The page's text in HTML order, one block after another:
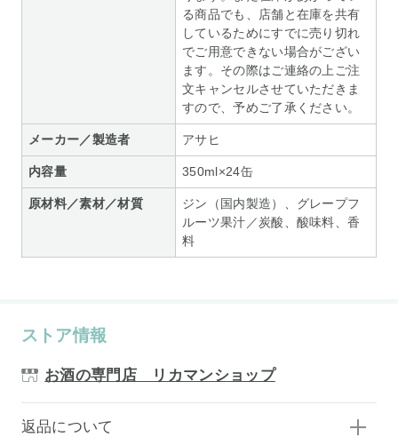
る商品でも、店舗と在庫を共有
しているためにすでに売り切れ
でご用意できない場合がござい
ます。その際はご連絡の上ご注
文キャンセルさせていただきま
すので、予めご了承ください。
メーカー／製造者 アサヒ
内容量 350ml×24缶
原材料／素材／材質
ジン（国内製造）、グレープフ
ルーツ果汁／炭酸、酸味料、香
料
ストア情報
お酒の専門店 リカマンショップ
返品について